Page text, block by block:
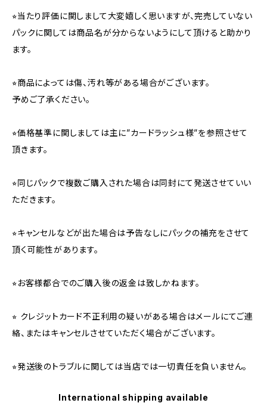
⭐︎当たり評価に関しまして大変嬉しく思いますが、完売していない
パックに関しては商品名が分からないようにして頂けると助かり
ます。
⭐︎商品によっては傷、汚れ等がある場合がございます。
予めご了承ください。
⭐︎価格基準に関しましては主に”カードラッシュ様”を参照させて
頂きます。
⭐︎同じパックで複数ご購入された場合は同封にて発送させていい
ただきます。
⭐︎キャンセルなどが出た場合は予告なしにパックの補充をさせて
頂く可能性があります。
⭐︎お客様都合でのご購入後の返金は致しかねます。
⭐︎ クレジットカード不正利用の疑いがある場合はメールにてご連
絡、またはキャンセルさせていただく場合がございます。
⭐︎発送後のトラブルに関しては当店では一切責任を負いません。
International shipping available